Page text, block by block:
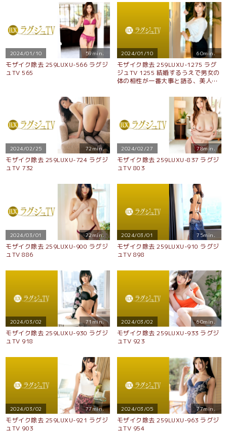
年。抑えきれない性欲を解放する為
にAV出演！念願の巨根を目の当たり
にしすると嬉しそうに喉奥まで含み
味わい尽くす！熟れ始めたムッチリ
ボディは刺激に敏感に反応し、非日
常のセックスによいしれる！
2024/01/10 59min.
モザイク除去 259LUXU-566 ラグジ
ュTV 565
2024/01/10 60min.
モザイク除去 259LUXU-1275 ラグ
ジュTV 1255 結婚するうえで男女の
体の相性が一番大事と語る、美人婚
大胆に広げ巨根を受け入れ、柔美巨
乳を揺らしながら喘ぎまくる！
2024/02/25 72min.
モザイク除去 259LUXU-724 ラグジ
ュTV 732
2024/02/27 78min.
モザイク除去 259LUXU-837 ラグジ
ュTV 803
2024/03/01 72min.
モザイク除去 259LUXU-900 ラグジ
ュTV 886
2024/03/01 75min.
モザイク除去 259LUXU-910 ラグジ
ュTV 898
2024/03/02 71min.
モザイク除去 259LUXU-930 ラグジ
ュTV 918
2024/03/02 60min.
モザイク除去 259LUXU-933 ラグジ
ュTV 923
2024/03/02 77min.
モザイク除去 259LUXU-921 ラグジ
ュTV 903
2024/03/05 77min.
モザイク除去 259LUXU-963 ラグジ
ュTV 954